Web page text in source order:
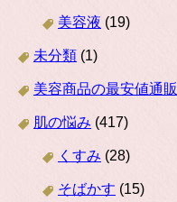
美容液 (19)
未分類 (1)
美容商品の最安値通販
肌の悩み (417)
くすみ (28)
そばかす (15)